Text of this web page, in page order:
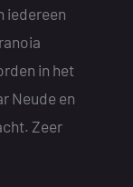
iedereen
in het
Neude en
Zeer